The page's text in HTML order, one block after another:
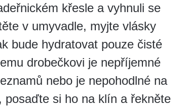
křesle a vyhnuli se
v umyvadle, myjte vlásky
bude hydratovat pouze čisté
drobečkovi je nepříjemné
nebo je nepohodlné na
si ho na klín a řekněte